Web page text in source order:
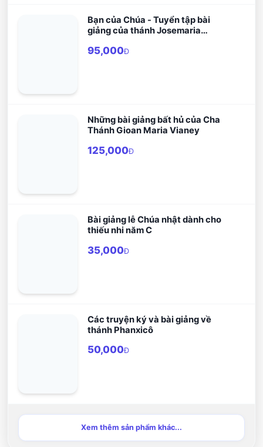
Bạn của Chúa - Tuyển tập bài
giảng của thánh Josemaria
95,000Đ
Những bài giảng bất hủ của Cha
Thánh Gioan Maria Vianey
125,000Đ
Bài giảng lễ Chúa nhật dành cho
thiếu nhi năm C
35,000Đ
Các truyện ký và bài giảng về
thánh Phanxicô
50,000Đ
Xem thêm sản phẩm khác...